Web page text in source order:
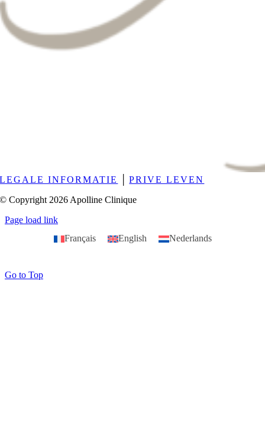
LEGALE INFORMATIE │PRIVE LEVEN
© Copyright 2026 Apolline Clinique
Page load link
Français
English Nederlands
Go to Top